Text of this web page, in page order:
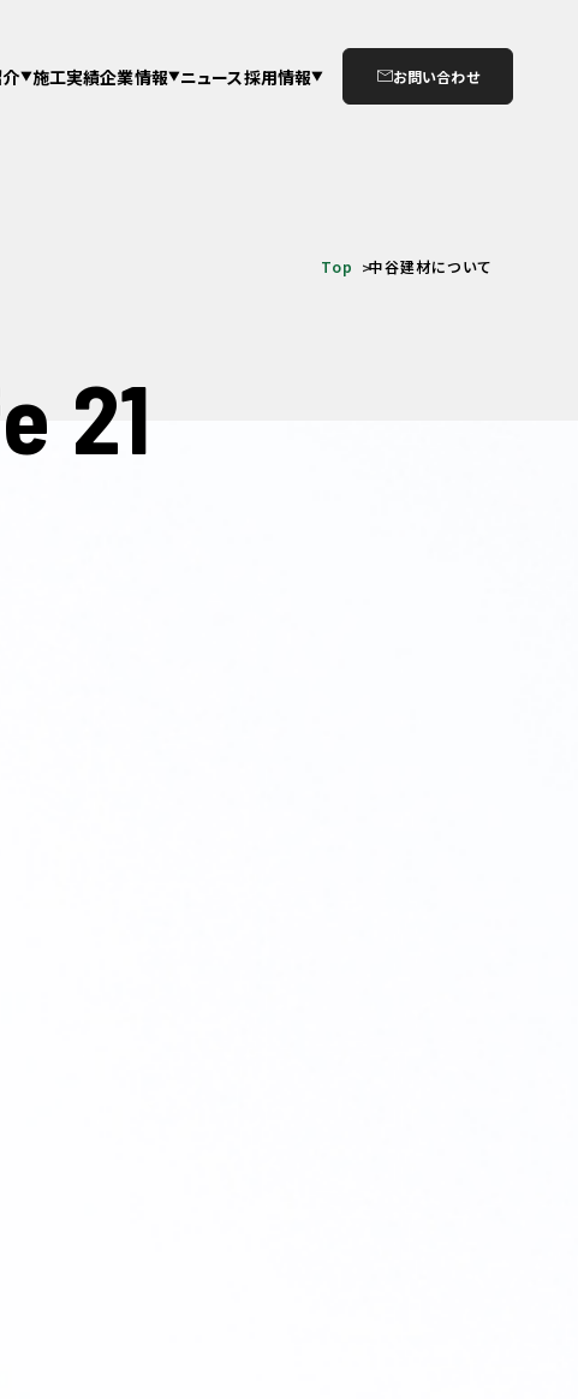
施工実績企業情報 ニュース採用情報 お問い合わせ
Top 中谷建材について
21